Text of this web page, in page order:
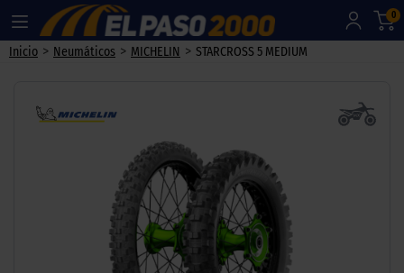
0
Inicio > Neumáticos > MICHELIN > STARCROSS 5 MEDIUM